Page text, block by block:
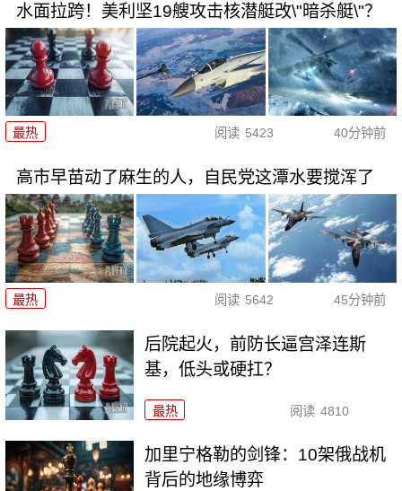
水面拉跨！美利坚19艘攻击核潜艇改\"暗杀艇\"？
最热 阅读 5423 40分钟前
高市早苗动了麻生的人，自民党这潭水要搅浑了
最热 阅读 5642 45分钟前
后院起火，前防长逼宫泽连斯
基，低头或硬扛？
最热 阅读 4810
加里宁格勒的剑锋：10架俄战机
背后的地缘博弈